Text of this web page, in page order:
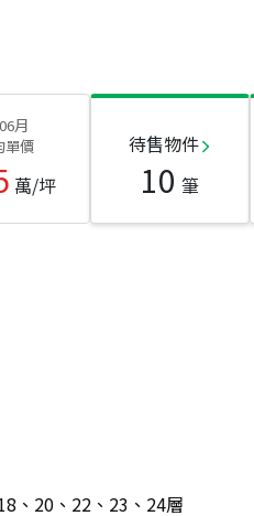
月
單價
萬/坪
待售物件
10 筆
、20、22、23、24層